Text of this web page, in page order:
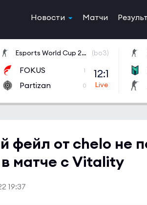
Новости Матчи
Esports World Cup 2026 Open Qualifier (bo3)
FOKUS 1
Partizan 0
12:1
фейл от chelo не
матче с Vitality
19:37